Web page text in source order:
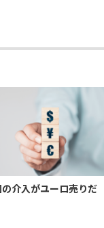
の介入がユーロ売りだ